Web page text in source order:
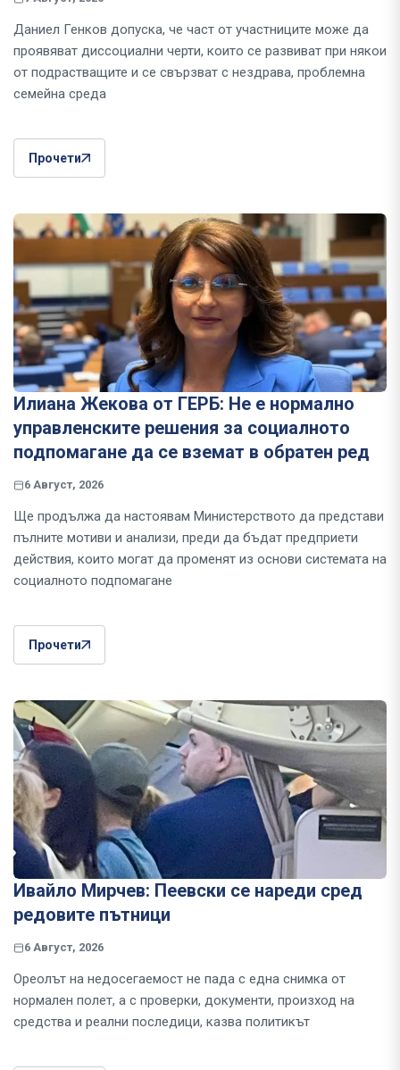
Даниел Генков допуска, че част от участниците може да
проявяват диссоциални черти, които се развиват при някои
от подрастващите и се свързват с нездрава, проблемна
семейна среда
Прочети
Илиана Жекова от ГЕРБ: Не е нормално
управленските решения за социалното
подпомагане да се вземат в обратен ред
6 Август, 2026
Ще продължа да настоявам Министерството да представи
пълните мотиви и анализи, преди да бъдат предприети
действия, които могат да променят из основи системата на
социалното подпомагане
Прочети
Ивайло Мирчев: Пеевски се нареди сред
редовите пътници
6 Август, 2026
Ореолът на недосегаемост не пада с една снимка от
нормален полет, а с проверки, документи, произход на
средства и реални последици, казва политикът